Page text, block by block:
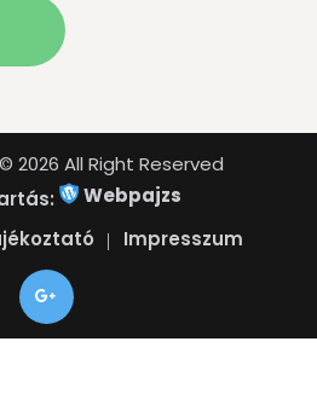
© 2026 All Right Reserved
Webpajzs
Impresszum